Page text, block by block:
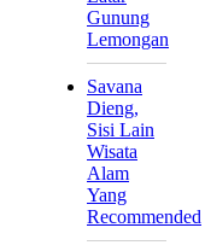
Gunung
Lemongan
Savana
Dieng,
Sisi Lain
Wisata
Alam
Yang
Recommended